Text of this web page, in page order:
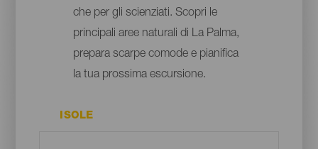
che per gli scienziati. Scopri le
principali aree naturali di La Palma,
prepara scarpe comode e pianifica
la tua prossima escursione.
ISOLE